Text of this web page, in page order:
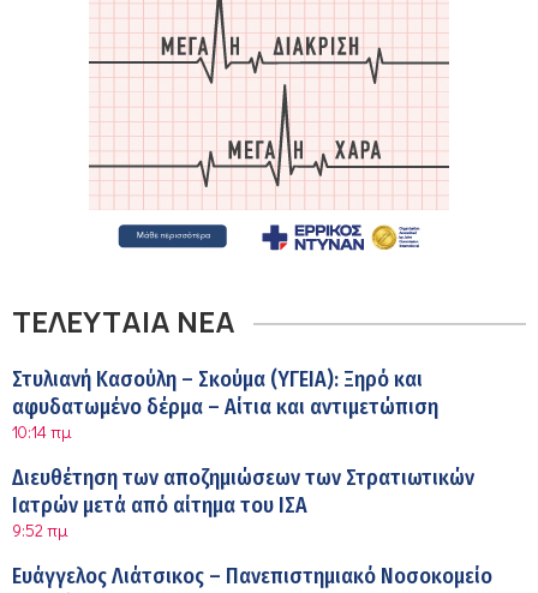
ΤΕΛΕΥΤΑΙΑ ΝΕΑ
Στυλιανή Κασούλη – Σκούμα (ΥΓΕΙΑ): Ξηρό και
αφυδατωμένο δέρμα – Αίτια και αντιμετώπιση
10:14 πμ
Διευθέτηση των αποζημιώσεων των Στρατιωτικών
Ιατρών μετά από αίτημα του ΙΣΑ
9:52 πμ
Ευάγγελος Λιάτσικος – Πανεπιστημιακό Νοσοκομείο